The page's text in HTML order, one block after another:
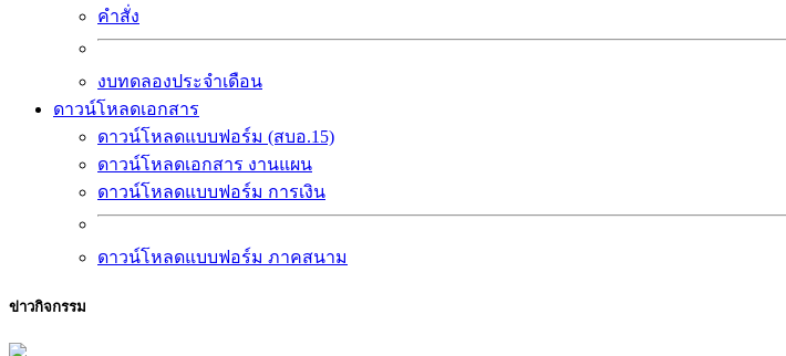
คำสั่ง
งบทดลองประจำเดือน
ดาวน์โหลดเอกสาร
ดาวน์โหลดแบบฟอร์ม (สบอ.15)
ดาวน์โหลดเอกสาร งานแผน
ดาวน์โหลดแบบฟอร์ม การเงิน
ดาวน์โหลดแบบฟอร์ม ภาคสนาม
ข่าวกิจกรรม